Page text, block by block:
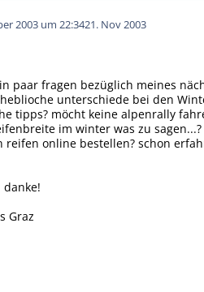
2003 um 22:3421. Nov 2003
paar fragen bezüglich meines
unterschiede bei den
tipps? möcht keine alpenrally
im winter was zu sagen...?
reifen online bestellen? schon
danke!
Graz